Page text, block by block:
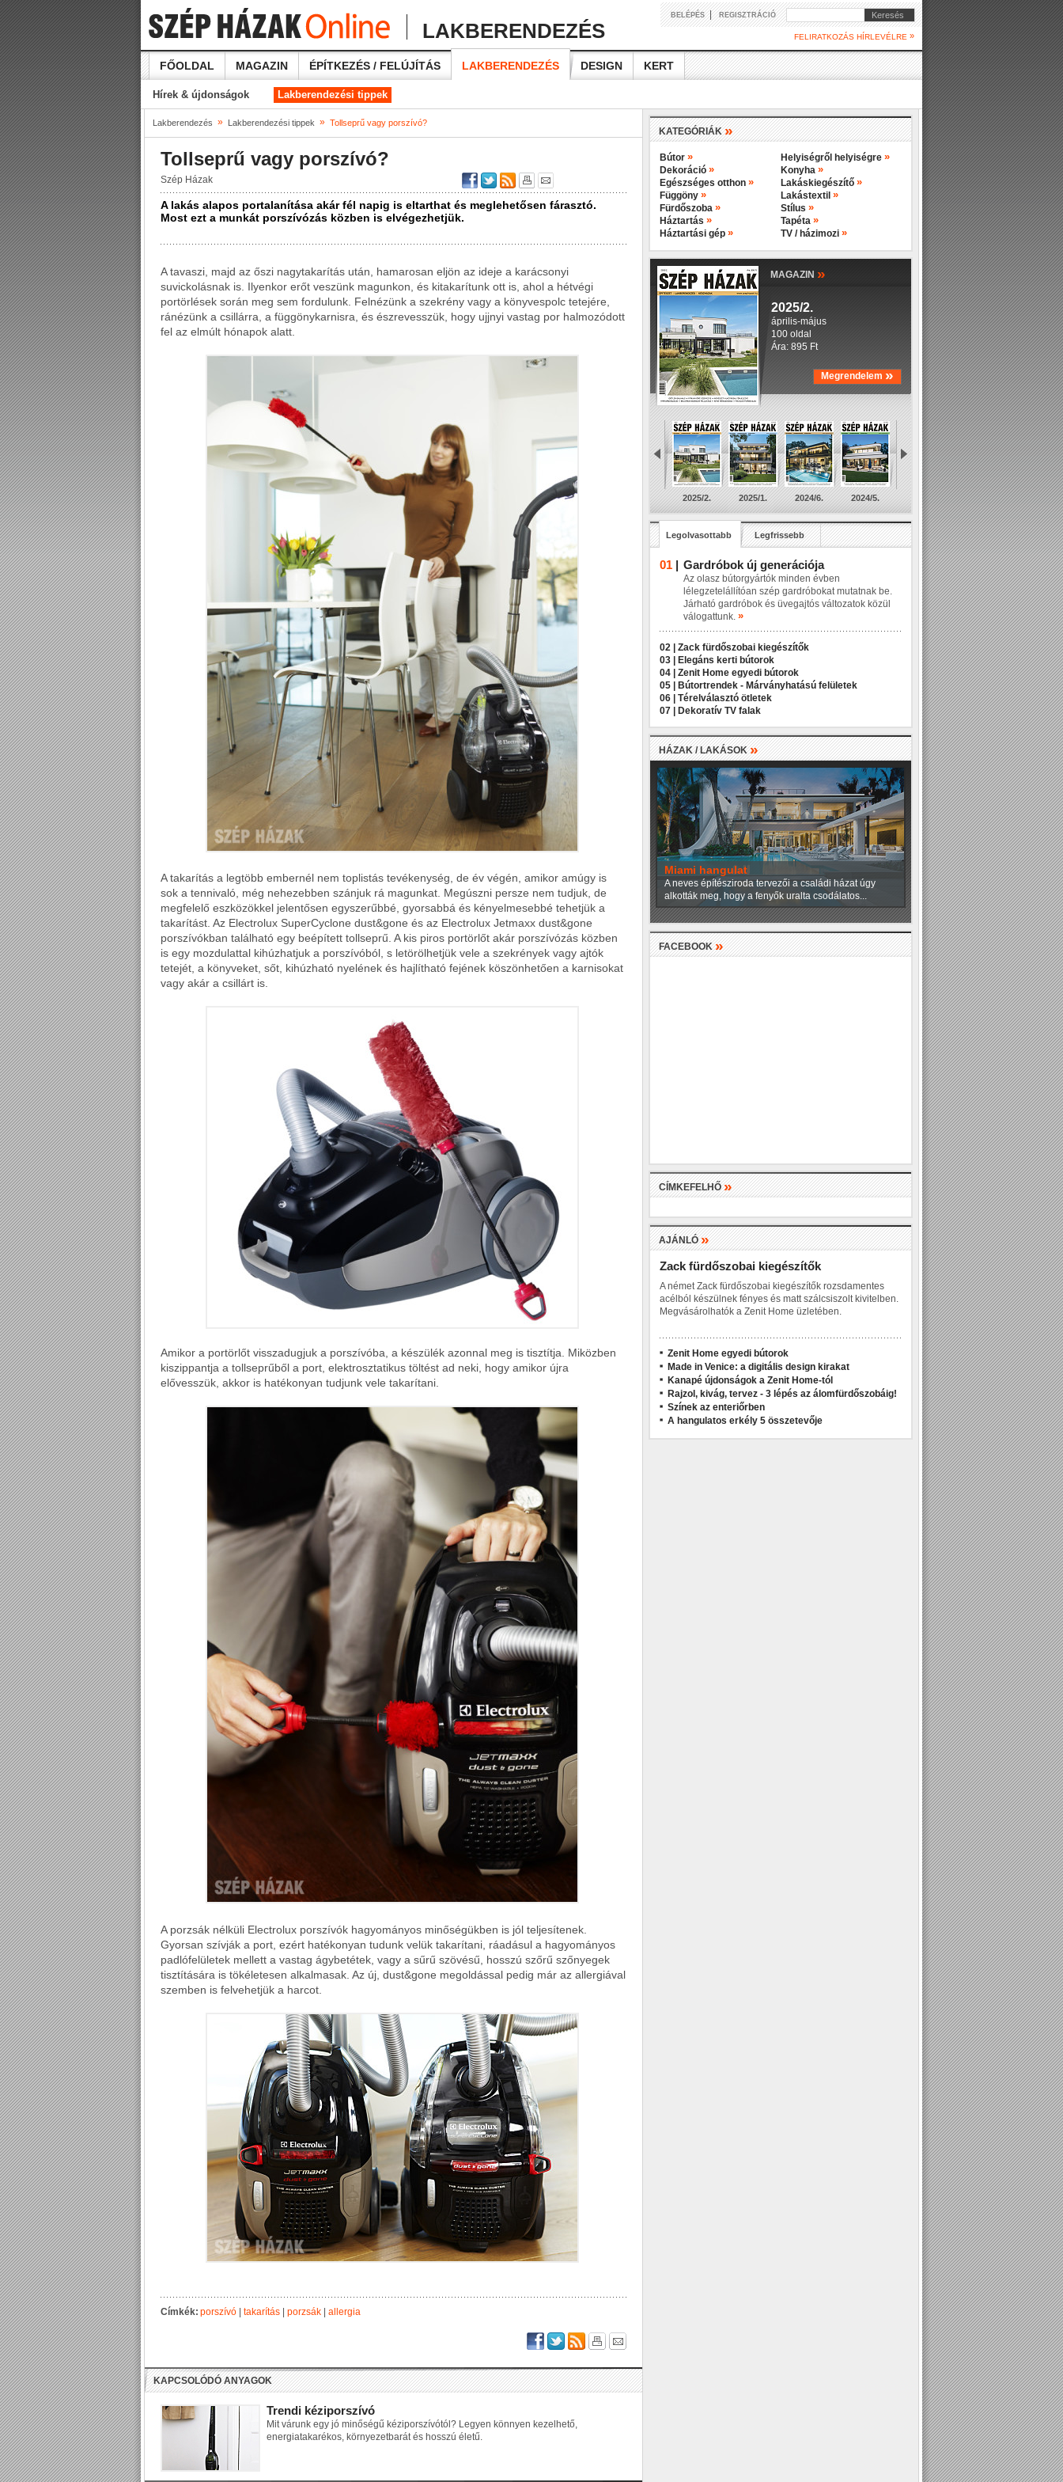
LAKBERENDEZÉS
BELÉPÉS| REGISZTRÁCIÓ Keresés
FELIRATKOZÁS HÍRLEVÉLRE »
FŐOLDAL MAGAZIN ÉPÍTKEZÉS / FELÚJÍTÁS LAKBERENDEZÉS DESIGN KERT
Hírek & újdonságok Lakberendezési tippek
Lakberendezés » Lakberendezési tippek » Tollseprű vagy porszívó?
Tollseprű vagy porszívó?
Szép Házak
A lakás alapos portalanítása akár fél napig is eltarthat és meglehetősen fárasztó.
Most ezt a munkát porszívózás közben is elvégezhetjük.
A tavaszi, majd az őszi nagytakarítás után, hamarosan eljön az ideje a karácsonyi
suvickolásnak is. Ilyenkor erőt veszünk magunkon, és kitakarítunk ott is, ahol a hétvégi
portörlések során meg sem fordulunk. Felnézünk a szekrény vagy a könyvespolc tetejére,
ránézünk a csillárra, a függönykarnisra, és észrevesszük, hogy ujjnyi vastag por halmozódott
fel az elmúlt hónapok alatt.
A takarítás a legtöbb embernél nem toplistás tevékenység, de év végén, amikor amúgy is
sok a tennivaló, még nehezebben szánjuk rá magunkat. Megúszni persze nem tudjuk, de
megfelelő eszközökkel jelentősen egyszerűbbé, gyorsabbá és kényelmesebbé tehetjük a
takarítást. Az Electrolux SuperCyclone dust&gone és az Electrolux Jetmaxx dust&gone
porszívókban található egy beépített tollseprű. A kis piros portörlőt akár porszívózás közben
is egy mozdulattal kihúzhatjuk a porszívóból, s letörölhetjük vele a szekrények vagy ajtók
tetejét, a könyveket, sőt, kihúzható nyelének és hajlítható fejének köszönhetően a karnisokat
vagy akár a csillárt is.
Amikor a portörlőt visszadugjuk a porszívóba, a készülék azonnal meg is tisztítja. Miközben
kiszippantja a tollseprűből a port, elektrosztatikus töltést ad neki, hogy amikor újra
elővesszük, akkor is hatékonyan tudjunk vele takarítani.
A porzsák nélküli Electrolux porszívók hagyományos minőségükben is jól teljesítenek.
Gyorsan szívják a port, ezért hatékonyan tudunk velük takarítani, ráadásul a hagyományos
padlófelületek mellett a vastag ágybetétek, vagy a sűrű szövésű, hosszú szőrű szőnyegek
tisztítására is tökéletesen alkalmasak. Az új, dust&gone megoldással pedig már az allergiával
szemben is felvehetjük a harcot.
Címkék:porszívó takarítás porzsák allergia
KAPCSOLÓDÓ ANYAGOK
Trendi kéziporszívó
Mit várunk egy jó minőségű kéziporszívótól? Legyen könnyen kezelhető,
energiatakarékos, környezetbarát és hosszú életű.
KATEGÓRIÁK»
Bútor »
Dekoráció »
Egészséges otthon »
Függöny »
Fürdőszoba »
Háztartás »
Háztartási gép »
Helyiségről helyiségre »
Konyha »
Lakáskiegészítő »
Lakástextil »
Stílus »
Tapéta »
TV / házimozi »
MAGAZIN »
2025/2.
április-május
100 oldal
Ára: 895 Ft
Megrendelem »
2025/2. 2025/1. 2024/6. 2024/5.
Legolvasottabb Legfrissebb
01 | Gardróbok új generációja
Az olasz bútorgyártók minden évben
lélegzetelállítóan szép gardróbokat mutatnak be.
Járható gardróbok és üvegajtós változatok közül
válogattunk. »
02 |
Zack fürdőszobai kiegészítők
03 |
Elegáns kerti bútorok
04 |
Zenit Home egyedi bútorok
05 |
Bútortrendek - Márványhatású felületek
06 |
Térelválasztó ötletek
07 |
Dekoratív TV falak
HÁZAK / LAKÁSOK »
Miami hangulat
A neves építésziroda tervezői a családi házat úgy
alkották meg, hogy a fenyők uralta csodálatos...
FACEBOOK»
CÍMKEFELHŐ»
AJÁNLÓ»
Zack fürdőszobai kiegészítők
A német Zack fürdőszobai kiegészítők rozsdamentes
acélból készülnek fényes és matt szálcsiszolt kivitelben.
Megvásárolhatók a Zenit Home üzletében.
Zenit Home egyedi bútorok
Made in Venice: a digitális design kirakat
Kanapé újdonságok a Zenit Home-tól
Rajzol, kivág, tervez - 3 lépés az álomfürdőszobáig!
Színek az enteriőrben
A hangulatos erkély 5 összetevője